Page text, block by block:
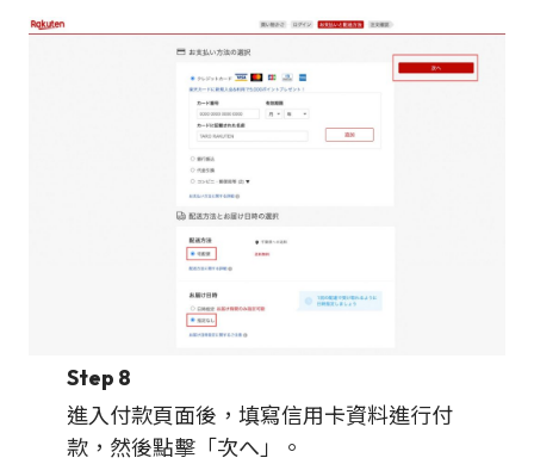
Step 8
進入付款頁面後，填寫信用卡資料進行付
款，然後點擊「次へ」。